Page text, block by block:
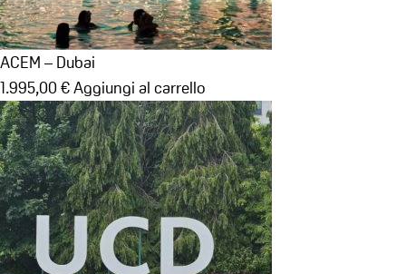
ACEM – Dubai
1.995,00 €Aggiungi al carrello